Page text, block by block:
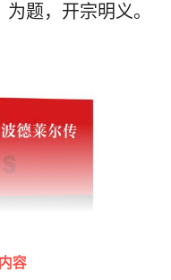
题，开宗明义。
容